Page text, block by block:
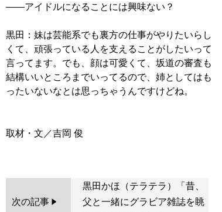
――アイドルになることには興味ない？
黒田：妹は芸能系でも裏方の仕事がやりたいらし
くて、頑張っている人を支えることがしたいって
言ってます。でも、顔は可愛くて、坂道の審査も
結構いいところまでいってるので、姉としてはも
ったいないなとは思っちゃうんですけどね。
取材・文／吉岡 俊
次の記事
黒田かほ（テラテラ）「昔、
父と一緒にグラビア雑誌を眺